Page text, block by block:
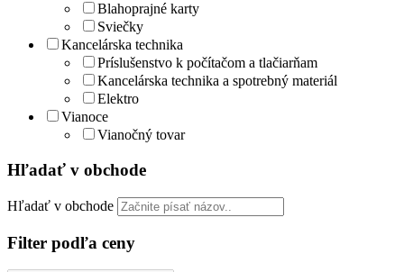
Blahoprajné karty
Sviečky
Kancelárska technika
Príslušenstvo k počítačom a tlačiarňam
Kancelárska technika a spotrebný materiál
Elektro
Vianoce
Vianočný tovar
Hľadať v obchode
Hľadať v obchode
Filter podľa ceny